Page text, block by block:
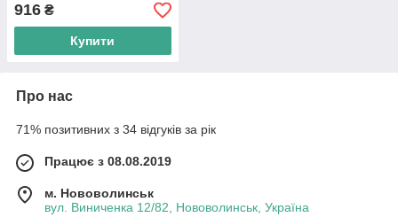
916 ₴
Купити
Про нас
71% позитивних з 34 відгуків за рік
Працює з 08.08.2019
м. Нововолинськ
вул. Виниченка 12/82, Нововолинськ, Україна